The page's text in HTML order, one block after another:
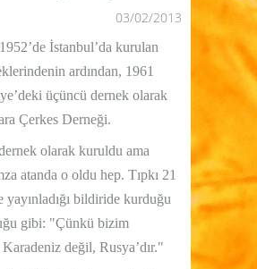
03/02/2013
İstanbul’da kurulan
ardından, 1961
üçüncü dernek olarak
Çerkes Derneği.
olarak kuruldu ama
atanda o oldu hep. Tıpkı 21
yayınladığı bildiride kurduğu
gibi: "Çünkü bizim
Karadeniz değil, Rusya’dır."